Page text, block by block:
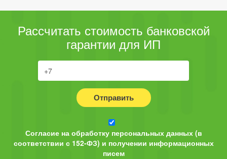
Рассчитать стоимость банковской
гарантии для ИП
Отправить
Согласие на обработку персональных данных (в
соответствии с 152-ФЗ) и получении информационных
писем